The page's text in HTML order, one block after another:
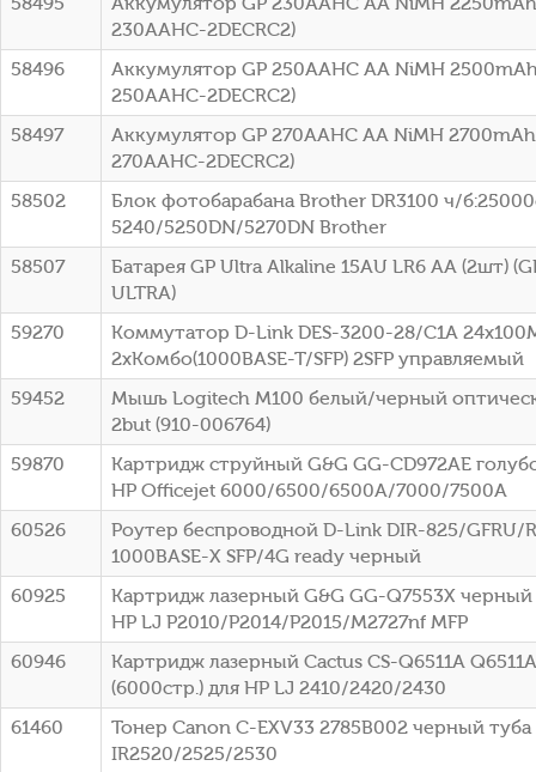
230AAHC-2DECRC2)
58496
Аккумулятор GP 250AAHC AA NiMH
250AAHC-2DECRC2)
58497
Аккумулятор GP 270AAHC AA NiMH
270AAHC-2DECRC2)
58502
Блок фотобарабана Brother DR3100 ч/
5240/5250DN/5270DN Brother
58507
Батарея GP Ultra Alkaline 15AU LR6 AA (2шт)
ULTRA)
59270
Коммутатор D-Link DES-3200-28/C1A
2xКомбо(1000BASE-T/SFP) 2SFP управляемый
59452
Мышь Logitech M100 белый/черный
2but (910-006764)
59870
Картридж струйный G&G GG-CD972AE
HP Officejet 6000/6500/6500A/7000/7500A
60526
Роутер беспроводной D-Link DIR-825/GFRU/
1000BASE-X SFP/4G ready черный
60925
Картридж лазерный G&G GG-Q7553X черный
HP LJ P2010/P2014/P2015/M2727nf MFP
60946
Картридж лазерный Cactus CS-Q6511A
(6000стр.) для HP LJ 2410/2420/2430
61460
Тонер Canon C-EXV33 2785B002 черный
IR2520/2525/2530